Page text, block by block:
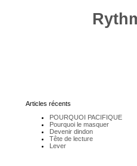
Articles récents
POURQUOI PACIFIQUE
Pourquoi le masquer
Devenir dindon
Tête de lecture
Lever